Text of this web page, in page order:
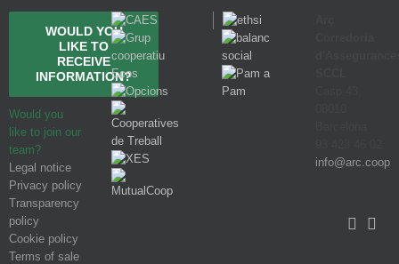
WOULD YOU
LIKE TO
RECEIVE
INFORMATION?
Would you
like to join our
team?
Legal notice
Privacy policy
Transparency
policy
Cookie policy
Terms of sale
info@arc.coop